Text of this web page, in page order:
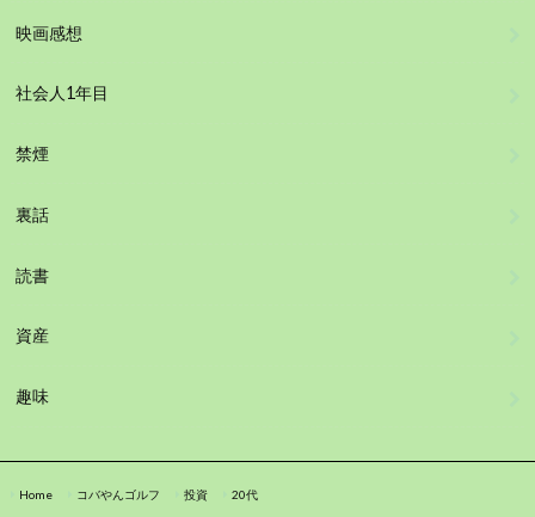
映画感想
社会人1年目
禁煙
裏話
読書
資産
趣味
Home コバやんゴルフ 投資 20代